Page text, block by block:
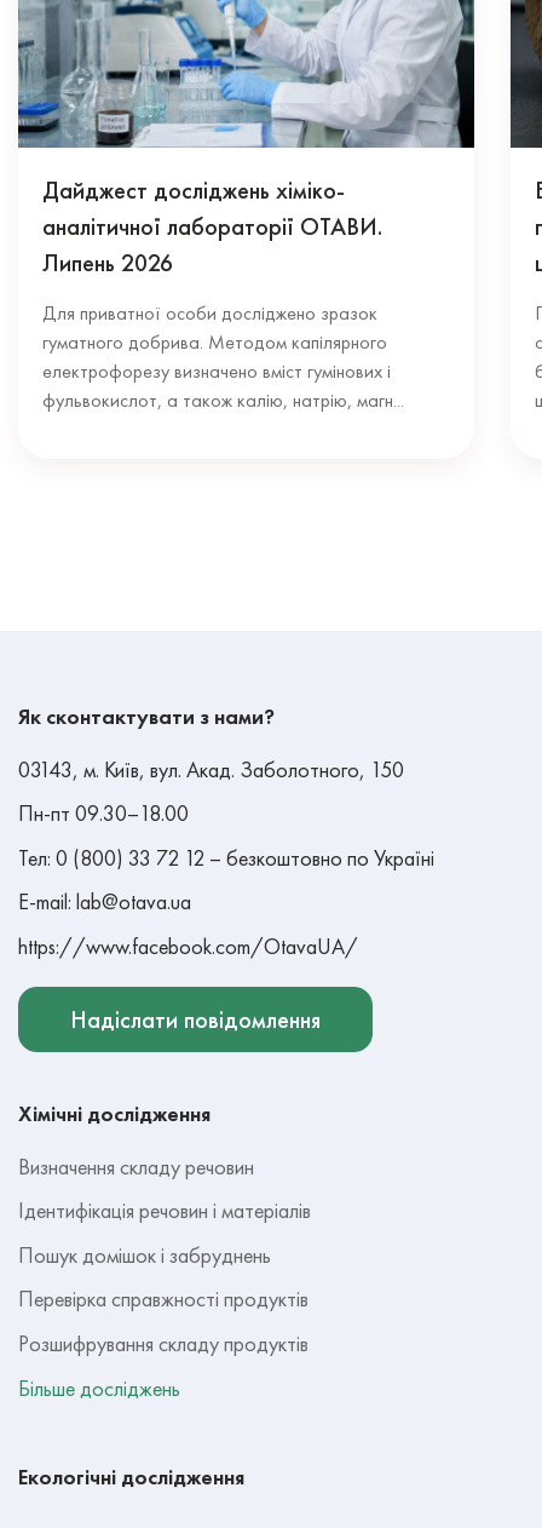
Дайджест досліджень хіміко-
аналітичної лабораторії ОТАВИ.
Липень 2026
Для приватної особи досліджено зразок
гуматного добрива. Методом капілярного
електрофорезу визначено вміст гумінових і
фульвокислот, а також калію, натрію, магн...
Як сконтактувати з нами?
03143, м. Київ, вул. Акад. Заболотного, 150
Пн-пт 09.30–18.00
Тел: 0 (800) 33 72 12 – безкоштовно по Україні
E-mail: lab@otava.ua
https://www.facebook.com/OtavaUA/
Надіслати повідомлення
Хімічні дослідження
Визначення складу речовин
Ідентифікація речовин і матеріалів
Пошук домішок і забруднень
Перевірка справжності продуктів
Розшифрування складу продуктів
Більше досліджень
Екологічні дослідження